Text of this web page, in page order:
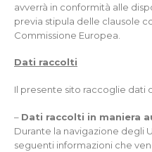
avverrà in conformità alle
previa stipula delle clausole
Commissione Europea.
Dati raccolti
Il presente sito raccoglie dati
– Dati raccolti in maniera
Durante la navigazione degli
seguenti informazioni che